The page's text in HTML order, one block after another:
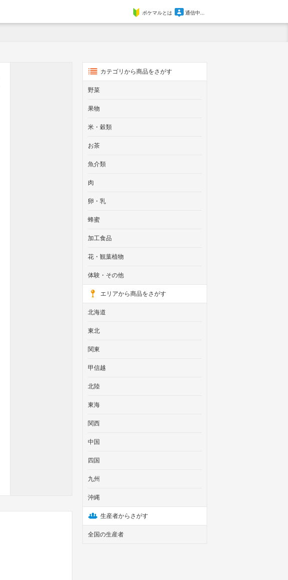
ポケマルとは 通信中...
カテゴリから商品をさがす
野菜
果物
米・穀類
お茶
魚介類
肉
卵・乳
蜂蜜
加工食品
花・観葉植物
体験・その他
エリアから商品をさがす
北海道
東北
関東
甲信越
北陸
東海
関西
中国
四国
九州
沖縄
生産者からさがす
全国の生産者